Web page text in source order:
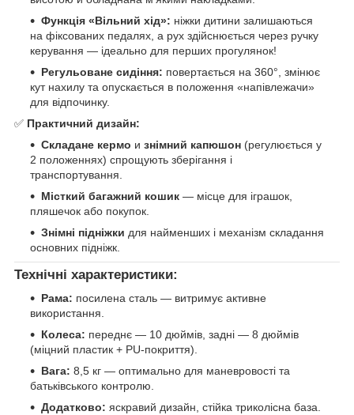
Функція «Вільний хід»: ніжки дитини залишаються
на фіксованих педалях, а рух здійснюється через ручку
керування — ідеально для перших прогулянок!
Регульоване сидіння: повертається на 360°, змінює
кут нахилу та опускається в положення «напівлежачи»
для відпочинку.
✅ Практичний дизайн:
Складане кермо и знімний капюшон (регулюється у
2 положеннях) спрощують зберігання і
транспортування.
Місткий багажний кошик — місце для іграшок,
пляшечок або покупок.
Знімні підніжки для найменших і механізм складання
основних підніжк.
Технічні характеристики:
Рама: посилена сталь — витримує активне
використання.
Колеса: переднє — 10 дюймів, задні — 8 дюймів
(міцний пластик + PU-покриття).
Вага: 8,5 кг — оптимально для маневровості та
батьківського контролю.
Додатково: яскравий дизайн, стійка триколісна база.